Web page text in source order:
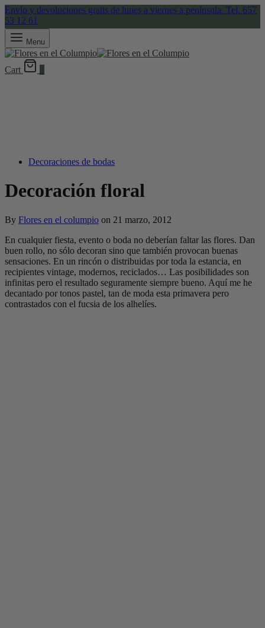
Envío y devoluciones gratis de lunes a viernes a península. Tel. 657
53 12 61
Menu
Cart
Decoraciones de bodas
Decoración floral
By Flores en el columpio on 21 marzo, 2012
En cualquier fiesta, evento o boda no deberían faltar las flores. Dan
buen rollo, no sólo decoran sino que también provocan buenas
sensaciones. En un rincón o distribuidas por toda la estancia, en
recipientes vintage, modernos, reciclados… Las posibilidades son
infinitas pero el resultado seguramente siempre bueno. Aquí me he
decantado por tonos pastel, tan de moda esta primavera pero
contrastados con el fucsia de los alhelíes.